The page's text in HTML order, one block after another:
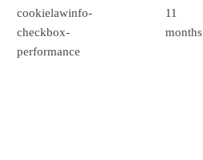
cookielawinfo-
checkbox-
performance
11
months